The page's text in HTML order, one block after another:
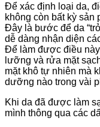
Để xác định loại da,
không còn bất kỳ sản
Đây là bước để da
dễ dàng nhận diện
Để làm được điều
lưỡng và rửa mặt
mặt khô tự nhiên mà
dưỡng nào trong vài
Khi da đã được làm
mình thông qua các